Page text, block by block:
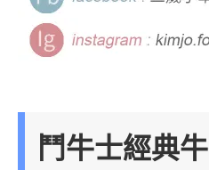
鬥牛士經典